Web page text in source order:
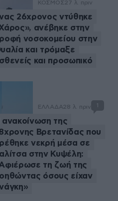
ΚΟΣΜΟΣ27 λ. πριν
26χρονος ντύθηκε
ανέβηκε στην
νοσοκομείου στην
και τρόμαξε
και προσωπικό
ΕΛΛΑΔΑ28 λ. πριν 1
ανακοίνωση της
Βρετανίδας που
νεκρή μέσα σε
στην Κυψέλη:
τη ζωή της
όσους είχαν